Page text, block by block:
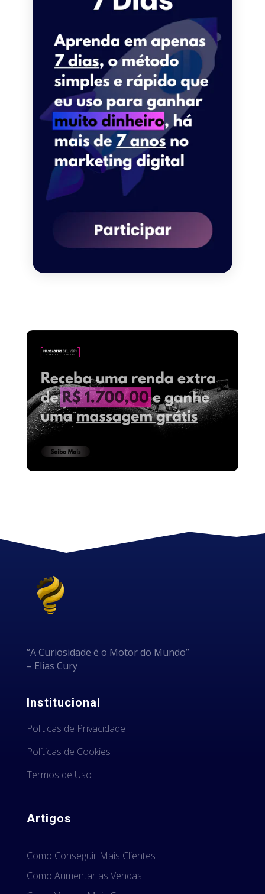
“A Curiosidade é o Motor do Mundo”
– Elias Cury
Institucional
Politicas de Privacidade
Políticas de Cookies
Termos de Uso
Artigos
Como Conseguir Mais Clientes
Como Aumentar as Vendas